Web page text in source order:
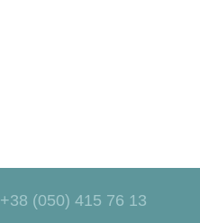
+38 (050) 415 76 13